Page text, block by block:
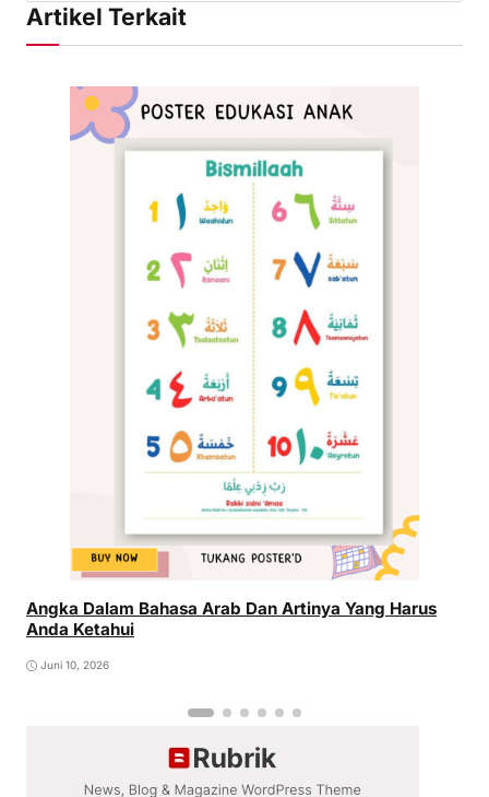
Artikel Terkait
Angka Dalam Bahasa Arab Dan Artinya Yang Harus
Anda Ketahui
Juni 10, 2026